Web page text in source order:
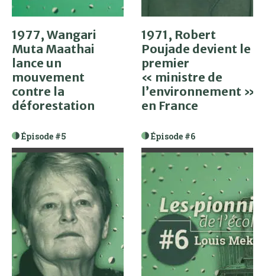
1977, Wangari
Muta Maathai
lance un
mouvement
contre la
déforestation
1971, Robert
Poujade devient le
premier
« ministre de
l’environnement »
en France
Épisode #5 Épisode #6